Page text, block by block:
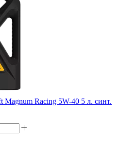
Magnum Racing 5W-40 5 л. синт.